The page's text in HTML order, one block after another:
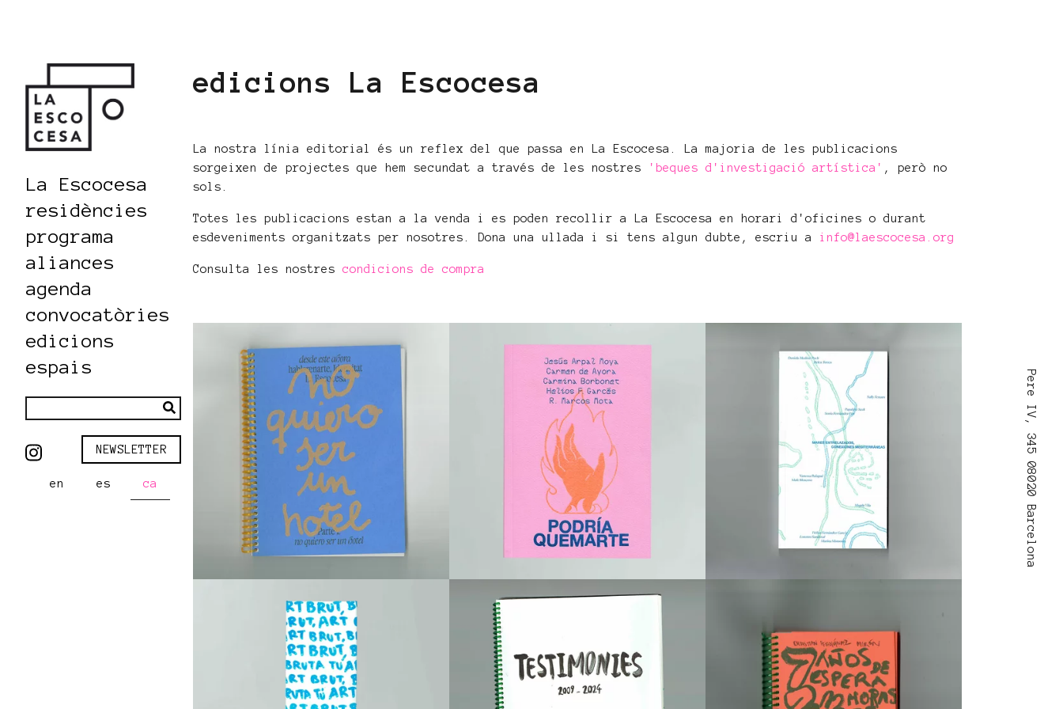
Pere IV, 345 08020 Barcelona
La Escocesa
residències
programa
aliances
agenda
convocatòries
edicions
espais
NEWSLETTER
en es ca
edicions La Escocesa
La nostra línia editorial és un reflex del que passa en La Escocesa. La majoria de les publicacions
sorgeixen de projectes que hem secundat a través de les nostres
'beques d'investigació artística' , però no
sols.
Totes les publicacions estan a la venda i es poden recollir a La Escocesa en horari d'oficines o durant
esdeveniments organitzats per nosotres. Dona una ullada i si tens algun dubte, escriu a info@laescocesa.org
Consulta les nostrescondicions de compra